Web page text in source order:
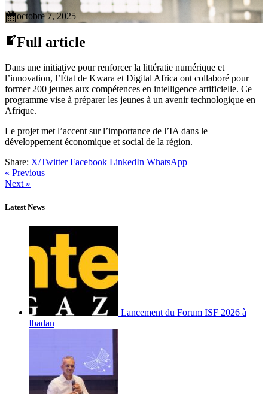
octobre 7, 2025
Full article
Dans une initiative pour renforcer la littératie numérique et
l’innovation, l’État de Kwara et Digital Africa ont collaboré pour
former 200 jeunes aux compétences en intelligence artificielle. Ce
programme vise à préparer les jeunes à un avenir technologique en
Afrique.
Le projet met l’accent sur l’importance de l’IA dans le
développement économique et social de la région.
Share: X/Twitter Facebook LinkedIn WhatsApp
« Previous
Next »
Latest News
Lancement du Forum ISF 2026 à
Ibadan